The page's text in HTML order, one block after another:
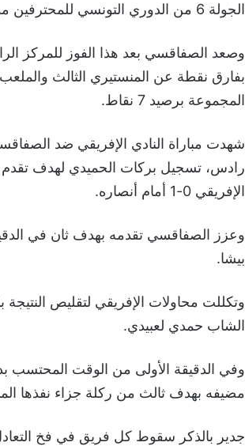
الجولة 6 من الدوري التونسي للمحترفين موسم 2024/2023.
بفارق نقطة عن المنستيري الثالث والملعب
المجموعة برصيد 7 نقاط.
شهدت مباراة النادي الإفريقي ضد
الإفريقي 0-1 أمام أنصاره.
بيشا.
الشاب حمدي لعبيدي.
وفي الدقيقة الأولى من الوقت
مضيفه بهدف ثالث من ركلة جزاء نفذها
جدير بالذكر سقوط كل فريق في فخ